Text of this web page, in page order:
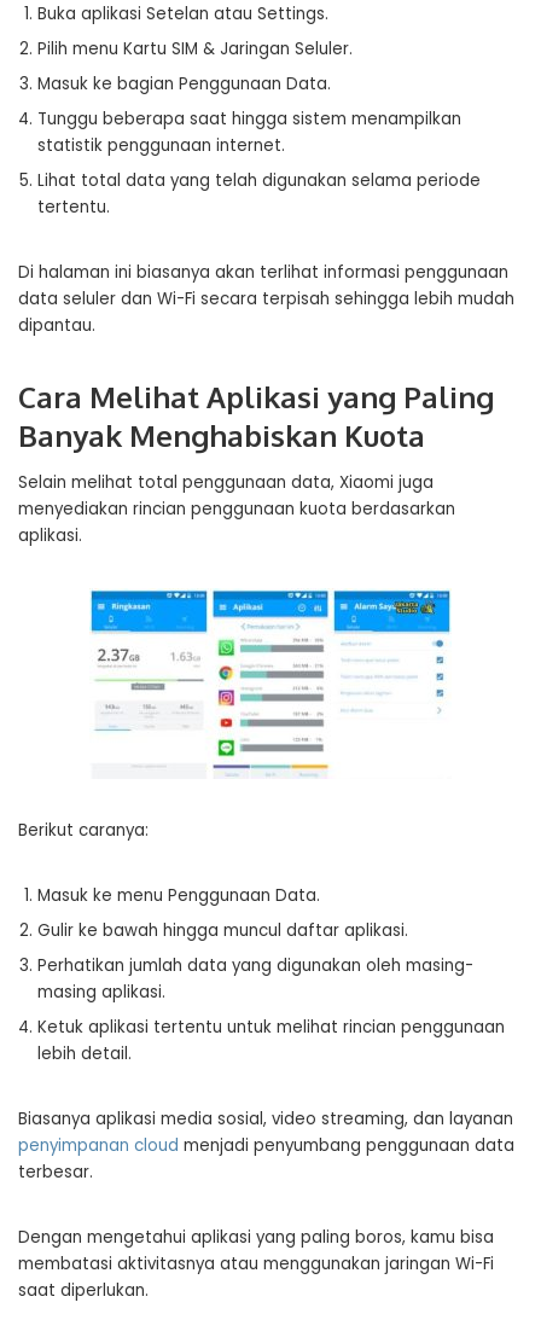
Buka aplikasi Setelan atau Settings.
Pilih menu Kartu SIM & Jaringan Seluler.
Masuk ke bagian Penggunaan Data.
Tunggu beberapa saat hingga sistem menampilkan
statistik penggunaan internet.
Lihat total data yang telah digunakan selama periode
tertentu.
Di halaman ini biasanya akan terlihat informasi penggunaan
data seluler dan Wi-Fi secara terpisah sehingga lebih mudah
dipantau.
Cara Melihat Aplikasi yang Paling
Banyak Menghabiskan Kuota
Selain melihat total penggunaan data, Xiaomi juga
menyediakan rincian penggunaan kuota berdasarkan
aplikasi.
Berikut caranya:
Masuk ke menu Penggunaan Data.
Gulir ke bawah hingga muncul daftar aplikasi.
Perhatikan jumlah data yang digunakan oleh masing-
masing aplikasi.
Ketuk aplikasi tertentu untuk melihat rincian penggunaan
lebih detail.
Biasanya aplikasi media sosial, video streaming, dan layanan
penyimpanan cloud menjadi penyumbang penggunaan data
terbesar.
Dengan mengetahui aplikasi yang paling boros, kamu bisa
membatasi aktivitasnya atau menggunakan jaringan Wi-Fi
saat diperlukan.